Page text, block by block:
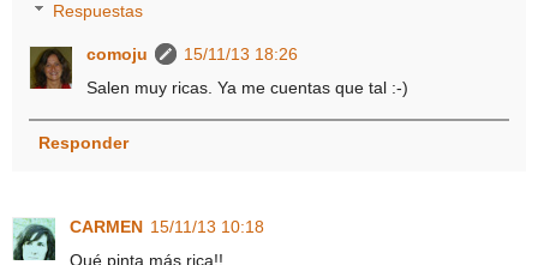
Respuestas
comoju
15/11/13 18:26
Salen muy ricas. Ya me cuentas que tal :-)
Responder
CARMEN 15/11/13 10:18
Qué pinta más rica!!